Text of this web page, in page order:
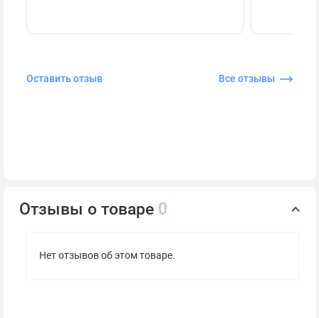
Оставить отзыв Все отзывы
Отзывы о товаре 0
Нет отзывов об этом товаре.